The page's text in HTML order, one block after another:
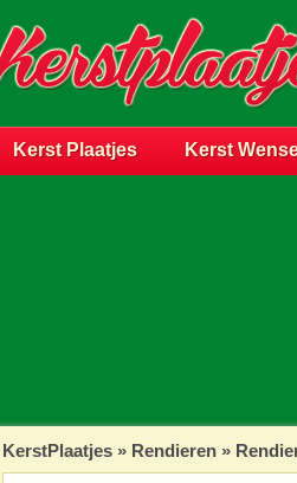
Kerst Plaatjes Kerst
KerstPlaatjes » Rendieren »